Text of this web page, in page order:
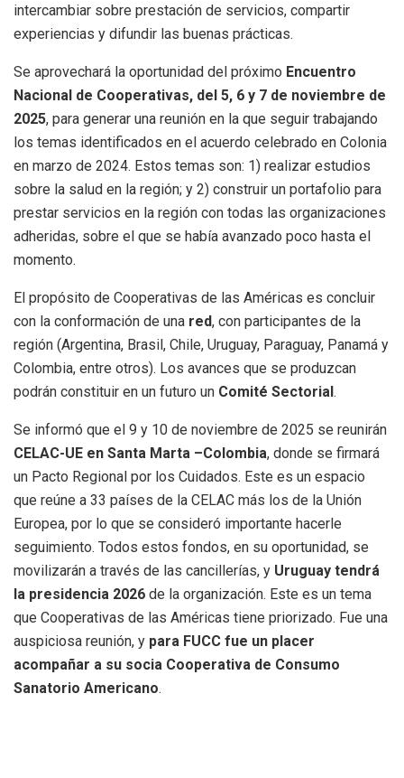
intercambiar sobre prestación de servicios, compartir
experiencias y difundir las buenas prácticas.
Se aprovechará la oportunidad del próximo Encuentro
Nacional de Cooperativas, del 5, 6 y 7 de noviembre de
2025, para generar una reunión en la que seguir trabajando
los temas identificados en el acuerdo celebrado en Colonia
en marzo de 2024. Estos temas son: 1) realizar estudios
sobre la salud en la región; y 2) construir un portafolio para
prestar servicios en la región con todas las organizaciones
adheridas, sobre el que se había avanzado poco hasta el
momento.
El propósito de Cooperativas de las Américas es concluir
con la conformación de una red, con participantes de la
región (Argentina, Brasil, Chile, Uruguay, Paraguay, Panamá y
Colombia, entre otros). Los avances que se produzcan
podrán constituir en un futuro un Comité Sectorial.
Se informó que el 9 y 10 de noviembre de 2025 se reunirán
CELAC-UE en Santa Marta –Colombia, donde se firmará
un Pacto Regional por los Cuidados. Este es un espacio
que reúne a 33 países de la CELAC más los de la Unión
Europea, por lo que se consideró importante hacerle
seguimiento. Todos estos fondos, en su oportunidad, se
movilizarán a través de las cancillerías, y Uruguay tendrá
la presidencia 2026 de la organización. Este es un tema
que Cooperativas de las Américas tiene priorizado. Fue una
auspiciosa reunión, y para FUCC fue un placer
acompañar a su socia Cooperativa de Consumo
Sanatorio Americano.